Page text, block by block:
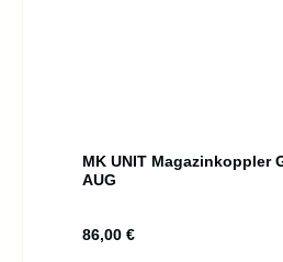
MK UNIT Magazinkoppler
AUG
Regulärer Preis:
86,00 €